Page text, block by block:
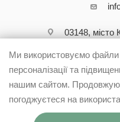
03148, місто
Ми використовуємо
персоналізації та
нашим сайтом.
погоджуєтеся на